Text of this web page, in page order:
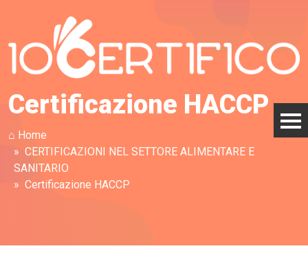
Certificazione HACCP
⌂ Home
CERTIFICAZIONI NEL SETTORE ALIMENTARE E
SANITARIO
Certificazione HACCP